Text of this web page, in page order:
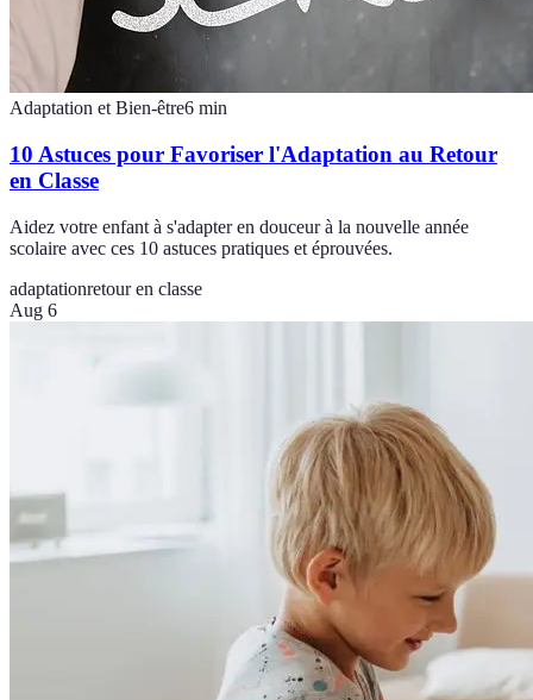
Adaptation et Bien-être6 min
10 Astuces pour Favoriser l'Adaptation au Retour
en Classe
Aidez votre enfant à s'adapter en douceur à la nouvelle année
scolaire avec ces 10 astuces pratiques et éprouvées.
adaptationretour en classe
Aug 6